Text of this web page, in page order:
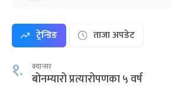
ट्रेन्डिङ ताजा अपडेट
१. क्यान्सर
बोनम्यारो प्रत्यारोपणका ५ वर्ष